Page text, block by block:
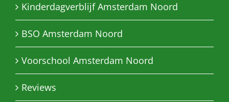
Kinderdagverblijf Amsterdam Noord
BSO Amsterdam Noord
Voorschool Amsterdam Noord
Reviews